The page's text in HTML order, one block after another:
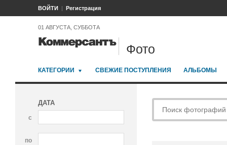
ВОЙТИ Регистрация
01 АВГУСТА, СУББОТА
Фото
КАТЕГОРИИ СВЕЖИЕ ПОСТУПЛЕНИЯ АЛЬБОМЫ
ДАТА
с
по